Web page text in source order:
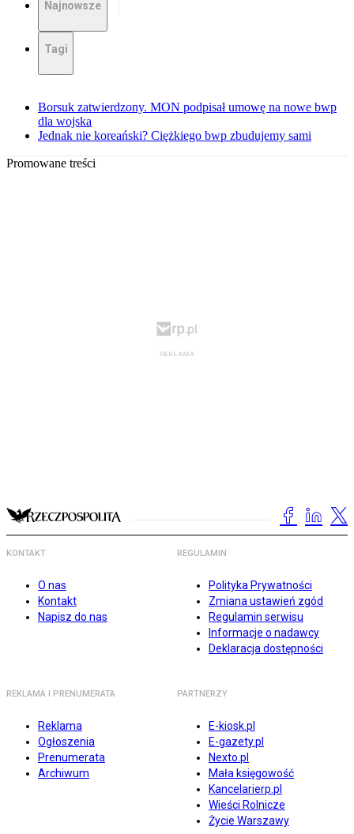
Najnowsze
Tagi
Borsuk zatwierdzony. MON podpisał umowę na nowe bwp
dla wojska
Jednak nie koreański? Ciężkiego bwp zbudujemy sami
Promowane treści
KONTAKT
O nas
Kontakt
Napisz do nas
REGULAMIN
Polityka Prywatności
Zmiana ustawień zgód
Regulamin serwisu
Informacje o nadawcy
Deklaracja dostępności
REKLAMA I PRENUMERATA
Reklama
Ogłoszenia
Prenumerata
Archiwum
PARTNERZY
E-kiosk.pl
E-gazety.pl
Nexto.pl
Mała księgowość
Kancelarierp.pl
Wieści Rolnicze
Życie Warszawy